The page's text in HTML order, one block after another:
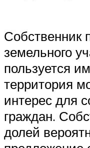
Собственник
земельного
пользуется
территория
интерес для
граждан.
долей